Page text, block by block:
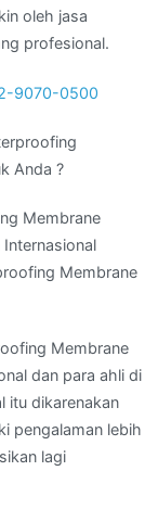
oleh jasa
profesional.
Anda ?
Membrane
Membrane
Membrane
dan para ahli di
itu dikarenakan
pengalaman lebih
lagi